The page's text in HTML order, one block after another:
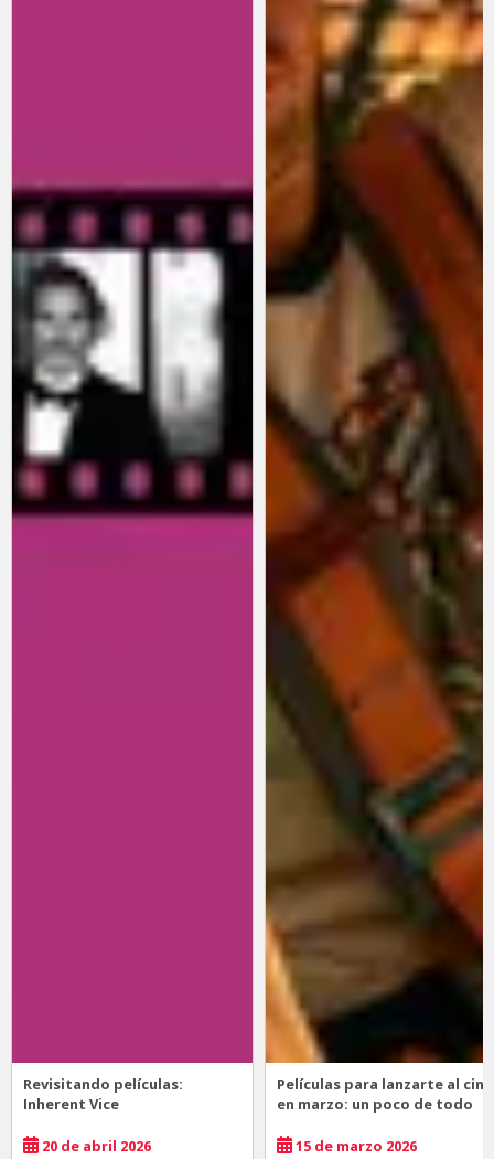
Revisitando películas:
Inherent Vice
20 de abril 2026
Películas para lanzarte al cine
en marzo: un poco de todo
15 de marzo 2026